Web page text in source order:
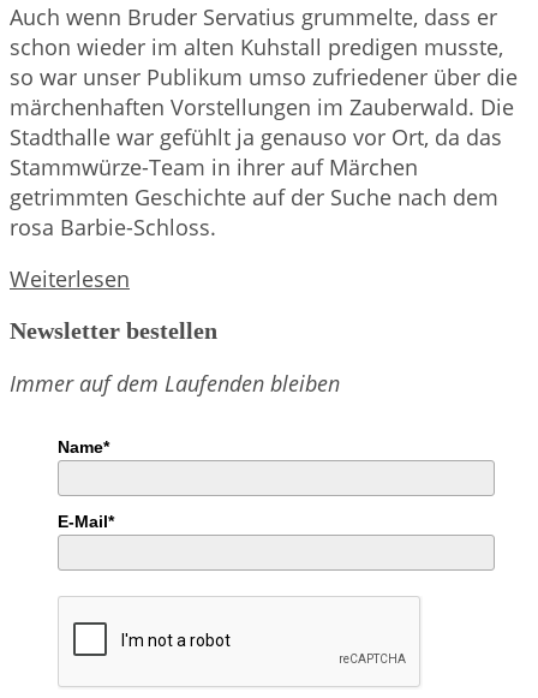
Auch wenn Bruder Servatius grummelte, dass er
schon wieder im alten Kuhstall predigen musste,
so war unser Publikum umso zufriedener über die
märchenhaften Vorstellungen im Zauberwald. Die
Stadthalle war gefühlt ja genauso vor Ort, da das
Stammwürze-Team in ihrer auf Märchen
getrimmten Geschichte auf der Suche nach dem
rosa Barbie-Schloss.
Weiterlesen
Newsletter bestellen
Immer auf dem Laufenden bleiben
Name*
E-Mail*